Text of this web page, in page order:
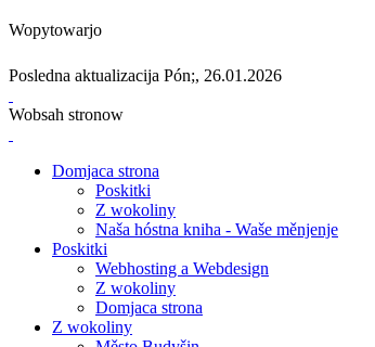
Wopytowarjo
Posledna aktualizacija Pón;, 26.01.2026
Wobsah stronow
Domjaca strona
Poskitki
Z wokoliny
Naša hóstna kniha - Waše měnjenje
Poskitki
Webhosting a Webdesign
Z wokoliny
Domjaca strona
Z wokoliny